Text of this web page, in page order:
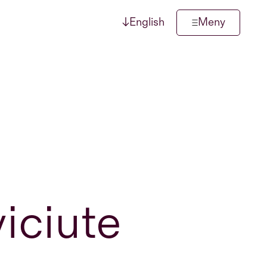
↓English Meny